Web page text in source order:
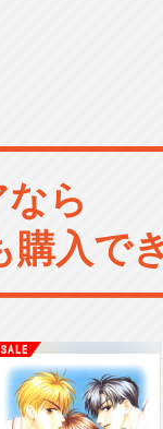
ら
購入で